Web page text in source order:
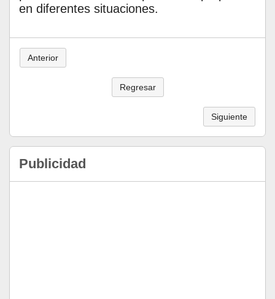
en diferentes situaciones.
Anterior
Regresar
Siguiente
Publicidad